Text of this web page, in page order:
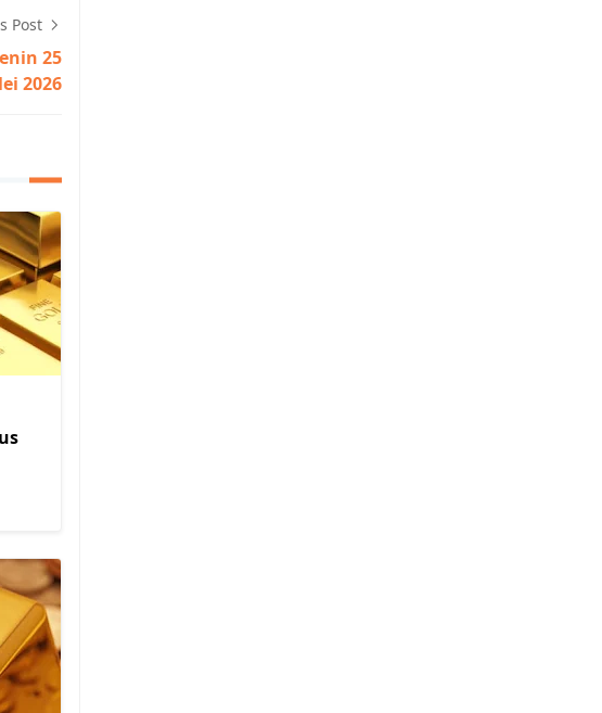
Post
25
2026